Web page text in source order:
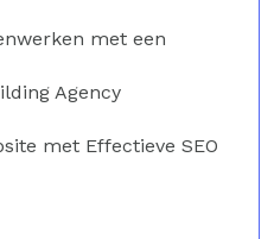
met een
Agency
met Effectieve SEO